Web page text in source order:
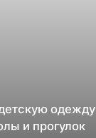
одежду
и прогулок